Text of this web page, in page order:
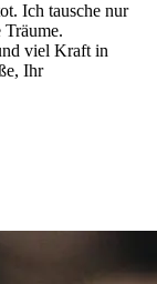
Ich tausche nur
viel Kraft in
Ihr